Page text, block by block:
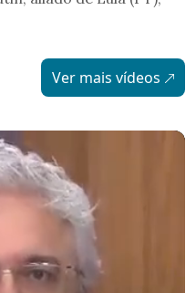
Ver mais vídeos